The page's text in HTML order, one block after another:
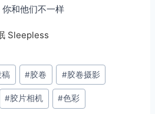
和他们不一样
Sleepless
稿 #胶卷 #胶卷摄影
#胶片相机 #色彩